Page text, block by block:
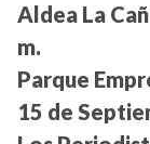
Aldea La
m.
Parque
15 de